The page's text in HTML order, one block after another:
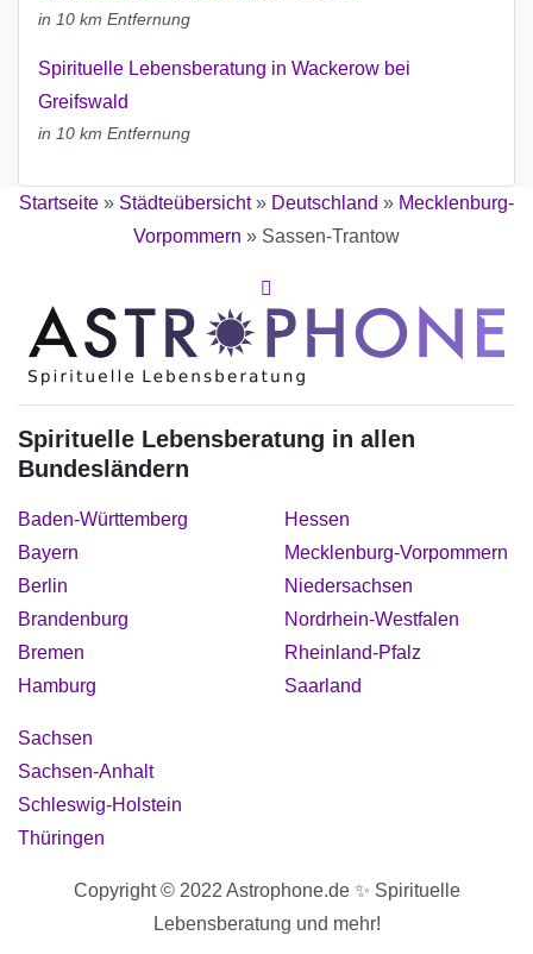
in 10 km Entfernung
Spirituelle Lebensberatung in Wackerow bei
Greifswald
in 10 km Entfernung
Startseite » Städteübersicht» Deutschland » Mecklenburg-
Vorpommern » Sassen-Trantow
Spirituelle Lebensberatung in allen
Bundesländern
Baden-Württemberg
Bayern
Berlin
Brandenburg
Bremen
Hamburg
Hessen
Mecklenburg-Vorpommern
Niedersachsen
Nordrhein-Westfalen
Rheinland-Pfalz
Saarland
Sachsen
Sachsen-Anhalt
Schleswig-Holstein
Thüringen
Copyright © 2022 Astrophone.de ✨ Spirituelle
Lebensberatung und mehr!